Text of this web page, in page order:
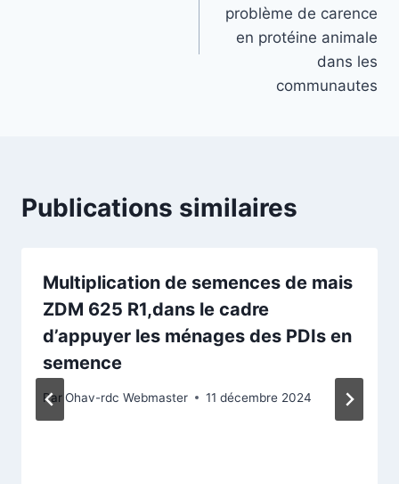
problème de carence
en protéine animale
dans les
communautes
Publications similaires
Multiplication de semences de mais
ZDM 625 R1,dans le cadre
d’appuyer les ménages des PDIs en
semence
ParOhav-rdc Webmaster 11 décembre 2024